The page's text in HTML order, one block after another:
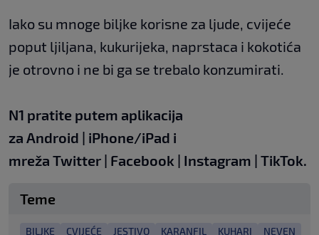
Iako su mnoge biljke korisne za ljude, cvijeće
poput ljiljana, kukurijeka, naprstaca i kokotića
je otrovno i ne bi ga se trebalo konzumirati.
N1 pratite putem aplikacija
za Android | iPhone/iPad i
mreža Twitter | Facebook | Instagram | TikTok.
Teme
BILJKE CVIJEĆE JESTIVO KARANFIL KUHARI NEVEN